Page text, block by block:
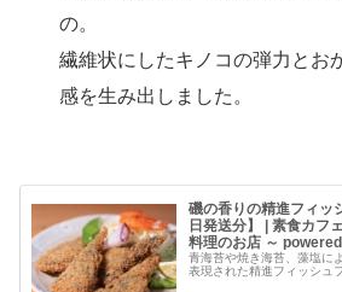
の。
繊維状にしたキノコの弾力とお
感を生み出しました。
磯の香りの精進フィッ
日発送分】 | 素食カフ
料理のお店 ～
青海苔や焼き海苔、藻塩に
表現された精進フィッシュ